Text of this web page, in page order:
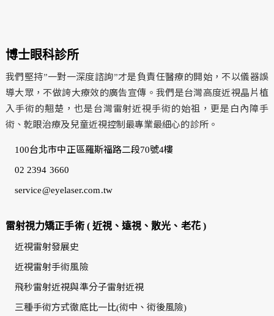
博士眼科診所
我們堅持”一對一深度諮詢”才是負責任醫療的開始，不以儀器誤
導大眾，不做誇大療效的廣告宣傳。我們是台灣高度近視晶片植
入手術的翹楚，也是台灣雷射近視手術的始祖，更是白內障手
術、乾眼治療及兒童近視控制最專業最細心的診所。
100台北市中正區羅斯福路二段70號4樓
02 2394 3660
service@eyelaser.com.tw
雷射視力矯正手術 ( 近視、遠視、散光、老花 )
近視雷射發展史
近視雷射手術風險
飛秒雷射近視與準分子雷射近視
三種手術方式徹底比一比(術中、術後風險)